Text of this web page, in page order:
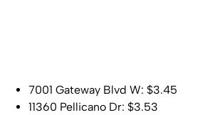
7001 Gateway Blvd W: $3.45
11360 Pellicano Dr: $3.53